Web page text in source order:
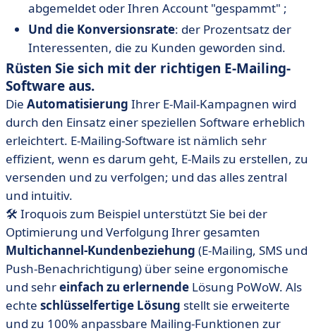
abgemeldet oder Ihren Account "gespammt" ;
Und die Konversionsrate: der Prozentsatz der
Interessenten, die zu Kunden geworden sind.
Rüsten Sie sich mit der richtigen E-Mailing-
Software aus.
Die Automatisierung Ihrer E-Mail-Kampagnen wird
durch den Einsatz einer speziellen Software erheblich
erleichtert. E-Mailing-Software ist nämlich sehr
effizient, wenn es darum geht, E-Mails zu erstellen, zu
versenden und zu verfolgen; und das alles zentral
und intuitiv.
🛠 Iroquois zum Beispiel unterstützt Sie bei der
Optimierung und Verfolgung Ihrer gesamten
Multichannel-Kundenbeziehung (E-Mailing, SMS und
Push-Benachrichtigung) über seine ergonomische
und sehreinfach zu erlernende Lösung PoWoW. Als
echte schlüsselfertige Lösung stellt sie erweiterte
und zu 100% anpassbare Mailing-Funktionen zur